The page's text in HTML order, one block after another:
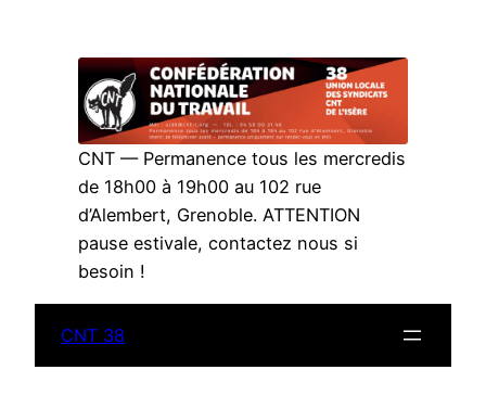
CNT — Permanence tous les mercredis
de 18h00 à 19h00 au 102 rue
d’Alembert, Grenoble. ATTENTION
pause estivale, contactez nous si
besoin !
CNT 38